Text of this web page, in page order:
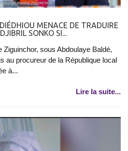
MENACE DE TRADUIRE
SONKO SI...
Ziguinchor, sous Abdoulaye Baldé,
au procureur de la République local
à...
Lire la suite...